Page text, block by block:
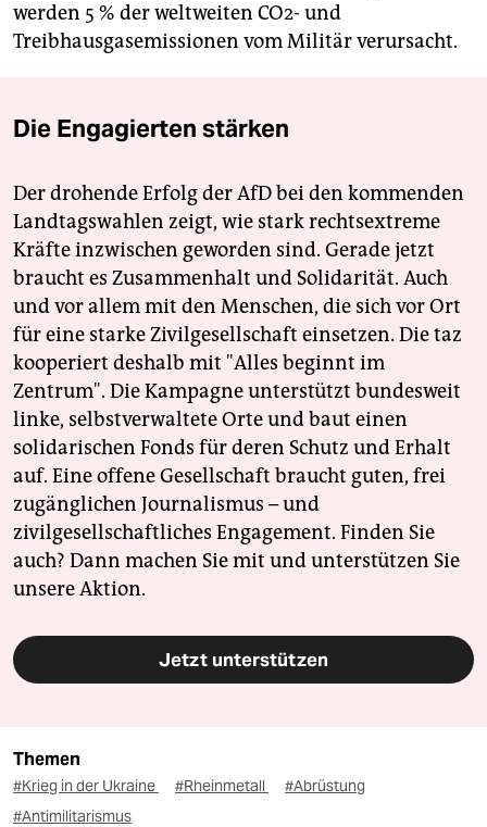
werden 5 % der weltweiten CO2- und
Treibhausgasemissionen vom Militär verursacht.
Die Engagierten stärken
Der drohende Erfolg der AfD bei den kommenden
Landtagswahlen zeigt, wie stark rechtsextreme
Kräfte inzwischen geworden sind. Gerade jetzt
braucht es Zusammenhalt und Solidarität. Auch
und vor allem mit den Menschen, die sich vor Ort
für eine starke Zivilgesellschaft einsetzen. Die taz
kooperiert deshalb mit "Alles beginnt im
Zentrum". Die Kampagne unterstützt bundesweit
linke, selbstverwaltete Orte und baut einen
solidarischen Fonds für deren Schutz und Erhalt
auf. Eine offene Gesellschaft braucht guten, frei
zugänglichen Journalismus – und
zivilgesellschaftliches Engagement. Finden Sie
auch? Dann machen Sie mit und unterstützen Sie
unsere Aktion.
Jetzt unterstützen
Themen
#Krieg in der Ukraine #Rheinmetall
#Abrüstung
#Antimilitarismus